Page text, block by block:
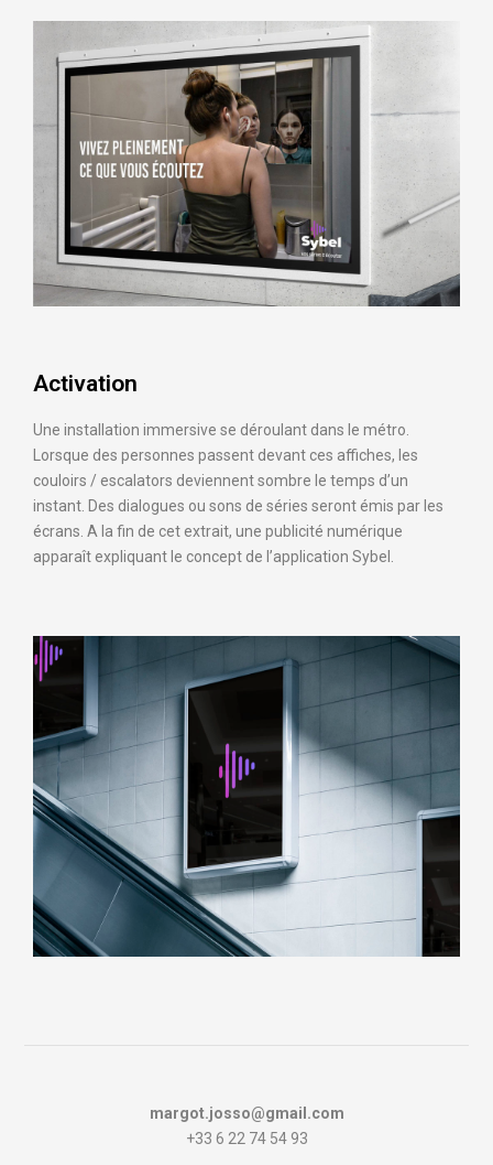
Activation
Une installation immersive se déroulant dans le métro.
Lorsque des personnes passent devant ces affiches, les
couloirs / escalators deviennent sombre le temps d’un
instant. Des dialogues ou sons de séries seront émis par les
écrans. A la fin de cet extrait, une publicité numérique
apparaît expliquant le concept de l’application Sybel.
margot.josso@gmail.com
+33 6 22 74 54 93